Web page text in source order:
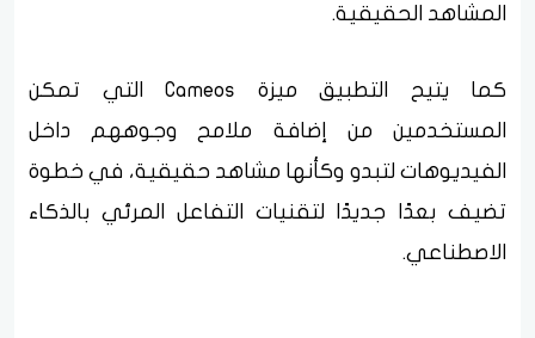
المشاهد الحقيقية.
كما يتيح التطبيق ميزة Cameos التي تمكن
المستخدمين من إضافة ملامح وجوههم داخل
الفيديوهات لتبدو وكأنها مشاهد حقيقية، في خطوة
تضيف بعدًا جديدًا لتقنيات التفاعل المرئي بالذكاء
الاصطناعي.